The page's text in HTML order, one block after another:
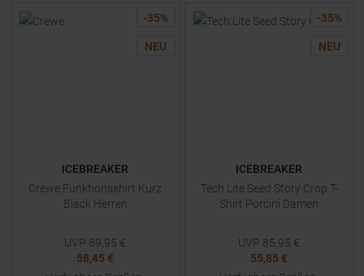
-35%
NEU
ICEBREAKER
Crewe Funktionsshirt Kurz
Black Herren
UVP 89,95 €
58,45 €
-35%
NEU
ICEBREAKER
Tech Lite Seed Story Crop T-
Shirt Porcini Damen
UVP 85,95 €
55,85 €